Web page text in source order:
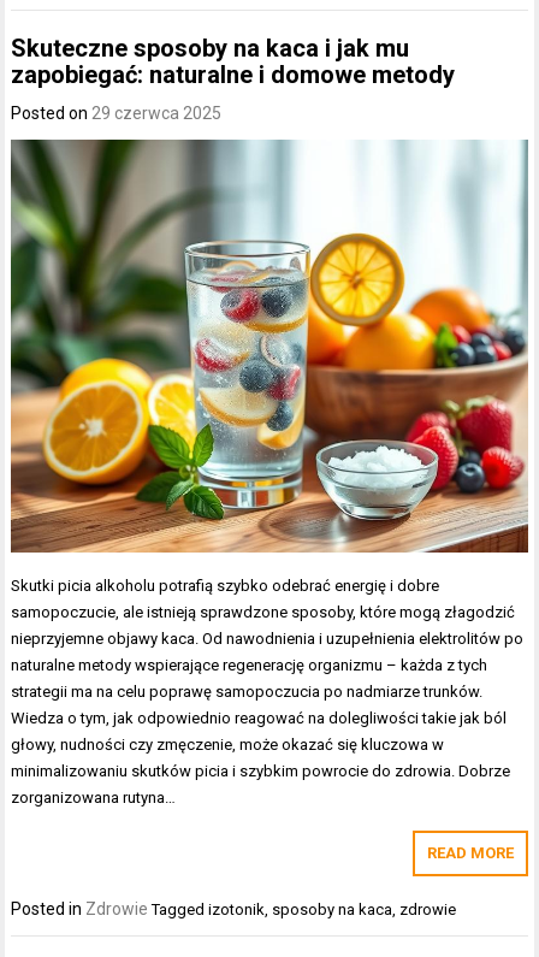
Skuteczne sposoby na kaca i jak mu
zapobiegać: naturalne i domowe metody
Posted on 29 czerwca 2025
Skutki picia alkoholu potrafią szybko odebrać energię i dobre
samopoczucie, ale istnieją sprawdzone sposoby, które mogą złagodzić
nieprzyjemne objawy kaca. Od nawodnienia i uzupełnienia elektrolitów po
naturalne metody wspierające regenerację organizmu – każda z tych
strategii ma na celu poprawę samopoczucia po nadmiarze trunków.
Wiedza o tym, jak odpowiednio reagować na dolegliwości takie jak ból
głowy, nudności czy zmęczenie, może okazać się kluczowa w
minimalizowaniu skutków picia i szybkim powrocie do zdrowia. Dobrze
zorganizowana rutyna…
READ MORE
Posted in Zdrowie Taggedizotonik, sposoby na kaca, zdrowie